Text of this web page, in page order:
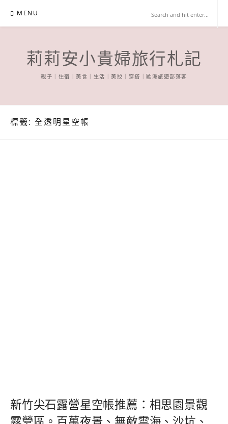
content
MENU
莉莉安小貴婦旅行札記
親子｜住宿｜美食｜生活｜美妝｜穿搭｜歐洲旅遊部落客
標籤: 全透明星空帳
新竹尖石露營星空帳推薦：相思園景觀
露營區。百萬夜景、無敵雲海、沙坑、